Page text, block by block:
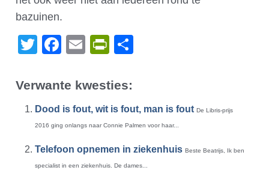
bazuinen.
TwitterFacebook
EmailPrintFriendly
Verwante kwesties:
Dood is fout, wit is fout, man is fout De Libris-prijs
2016 ging onlangs naar Connie Palmen voor haar...
Telefoon opnemen in ziekenhuis Beste Beatrijs, Ik ben
specialist in een ziekenhuis. De dames...